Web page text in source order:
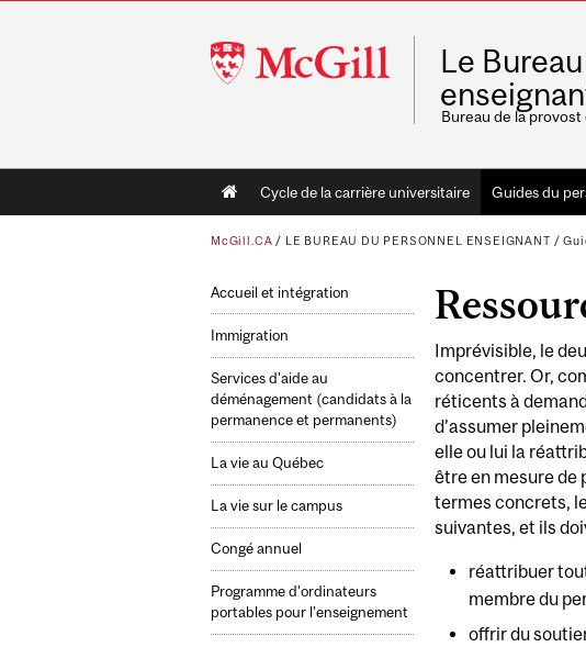
McGill
University
Le
Bureau de la
Main
navigation
Cycle de la carrière universitaire Guides du
McGill.CA / LE BUREAU DU PERSONNEL ENSEIGNANT /
Accueil et intégration
Immigration
Services d’aide au
déménagement (candidats à la
permanence et permanents)
La vie au Québec
La vie sur le campus
Congé annuel
Programme d’ordinateurs
portables pour l’enseignement
Imprévisible, le
concentrer. Or,
réticents à
d’assumer
elle ou lui la
être en mesure de
termes concrets,
suivantes, et ils
réattribuer
membre du
offrir du